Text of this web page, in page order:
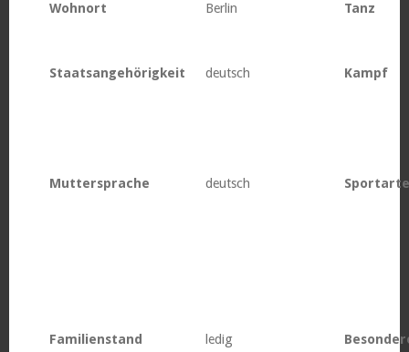
Wohnort Berlin Tanz
Staatsangehörigkeit deutsch Kampf
Muttersprache deutsch
Familienstand ledig